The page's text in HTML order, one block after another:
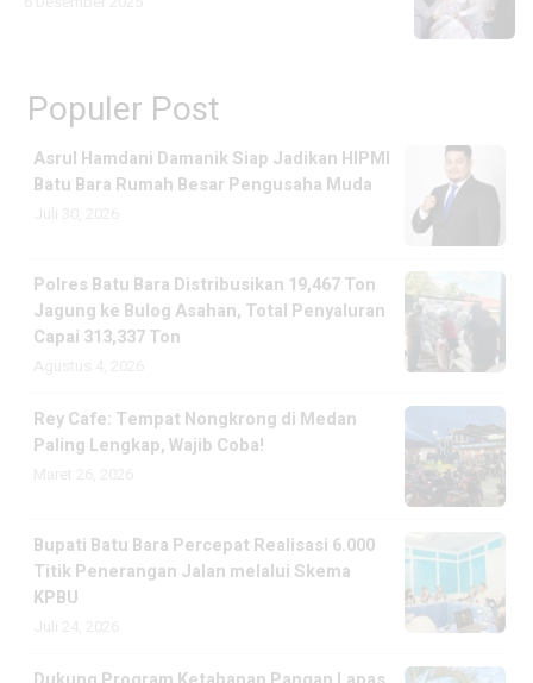
Populer Post
Asrul Hamdani Damanik Siap Jadikan HIPMI
Batu Bara Rumah Besar Pengusaha Muda
Polres Batu Bara Distribusikan 19,467 Ton
Jagung ke Bulog Asahan, Total Penyaluran
Capai 313,337 Ton
Rey Cafe: Tempat Nongkrong di Medan
Paling Lengkap, Wajib Coba!
Bupati Batu Bara Percepat Realisasi 6.000
Titik Penerangan Jalan melalui Skema
KPBU